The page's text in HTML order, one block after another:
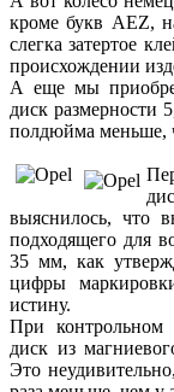
кроме букв AEZ,
слегка затертое
происхождении
А еще мы
диск размерности
полдюйма меньше,
выяснилось, что
подходящего для
35 мм, как
цифры
истину.
При контрольном
диск из
Это